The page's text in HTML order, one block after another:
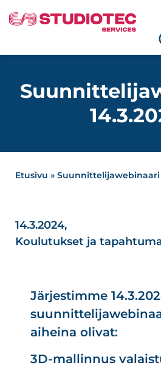
Etusivu » Suunnittelijawebinaari
14.3.2024,
Koulutukset ja
Järjestimme
aiheina olivat:
3D-mallinnus